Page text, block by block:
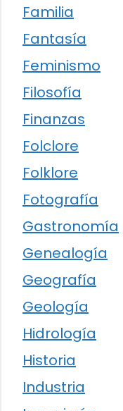
Familia
Fantasía
Feminismo
Filosofía
Finanzas
Folclore
Folklore
Fotografía
Gastronomía
Genealogía
Geografía
Geología
Hidrología
Historia
Industria